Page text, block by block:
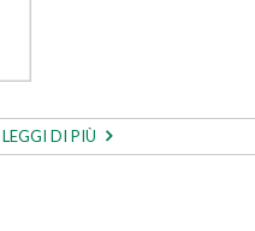
LEGGI DI PIÙ